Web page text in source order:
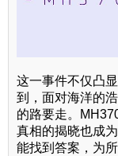
这一事件不仅凸
到，面对海洋的
的路要走。
真相的揭晓也成
能找到答案，为